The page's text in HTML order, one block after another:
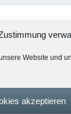
Website und
akzeptieren